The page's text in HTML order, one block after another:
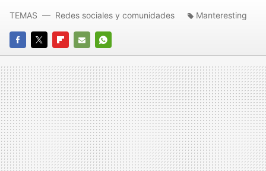
FACEBOOK
TWITTERFLIPBOARD
E-
MAIL
WHATSAPP
TEMAS Redes sociales y comunidades Manteresting